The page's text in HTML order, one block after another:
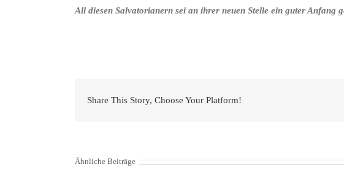
All diesen Salvatorianern sei an ihrer neuen Stelle ein guter Anfang
Share This Story, Choose Your Platform!
Ähnliche Beiträge